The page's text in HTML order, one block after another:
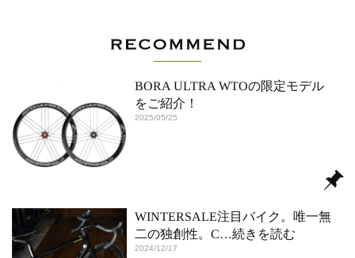
BORA ULTRA WTOの限定モデル
をご紹介！
2025/05/25
WINTERSALE注目バイク。唯一無
二の独創性。C…続きを読む
2024/12/17